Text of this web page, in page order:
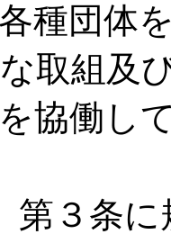
種団体
取組及
協働し
３条に